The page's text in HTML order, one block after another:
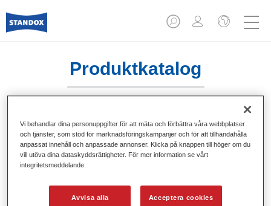
Produktkatalog
Standofleet Industry 2K Multicryl
Grey U2340
Artikelnummer
Produktnummer 4024669933598
Vi behandlar dina personuppgifter för att mäta och förbättra våra webbplatser
och tjänster, som stöd för marknadsföringskampanjer och för att tillhandahålla
anpassat innehåll och anpassade annonser. Klicka på knappen till höger om du
vill utöva dina dataskyddsrättigheter. För mer information se vårt
integritetsmeddelande
Avvisa alla Acceptera cookies